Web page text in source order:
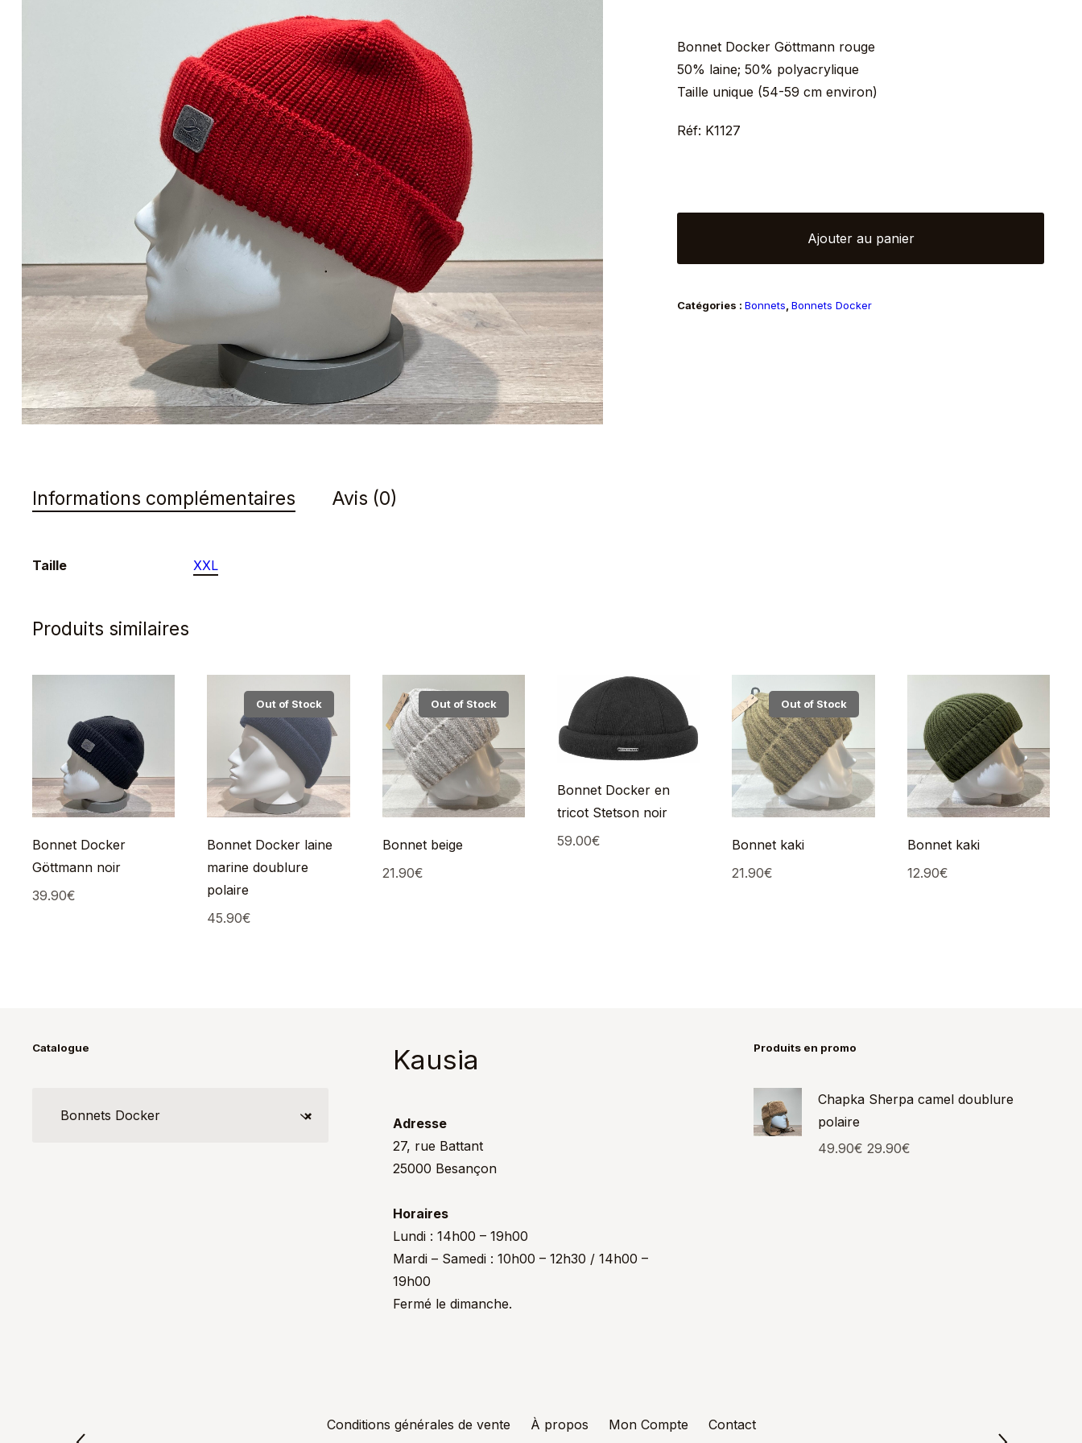
Bonnet Docker Göttmann rouge
50% laine; 50% polyacrylique
Taille unique (54-59 cm environ)
Réf: K1127
Bonnet
Göttmann
Ajouter au panier
Catégories :Bonnets ,Bonnets Docker
Informations complémentaires Avis (0)
Taille XXL
Produits similaires
Bonnet Docker
Göttmann noir
39.90€
Out of Stock
Bonnet Docker laine
marine doublure
polaire
45.90€
Out of Stock
Bonnet beige
21.90€
Bonnet Docker en
tricot Stetson noir
59.00€
Out of Stock
Bonnet kaki
21.90€
Bonnet kaki
12.90€
Catalogue
×
Bonnets Docker
Kausia
Adresse
27, rue Battant
25000 Besançon
Horaires
Lundi : 14h00 – 19h00
Mardi – Samedi : 10h00 – 12h30 / 14h00 –
19h00
Fermé le dimanche.
Produits en promo
Chapka Sherpa camel doublure
polaire
49.90€ 29.90€
Conditions générales de vente À propos Mon Compte Contact